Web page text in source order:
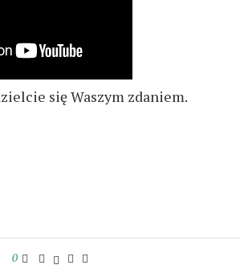
się Waszym zdaniem.
0